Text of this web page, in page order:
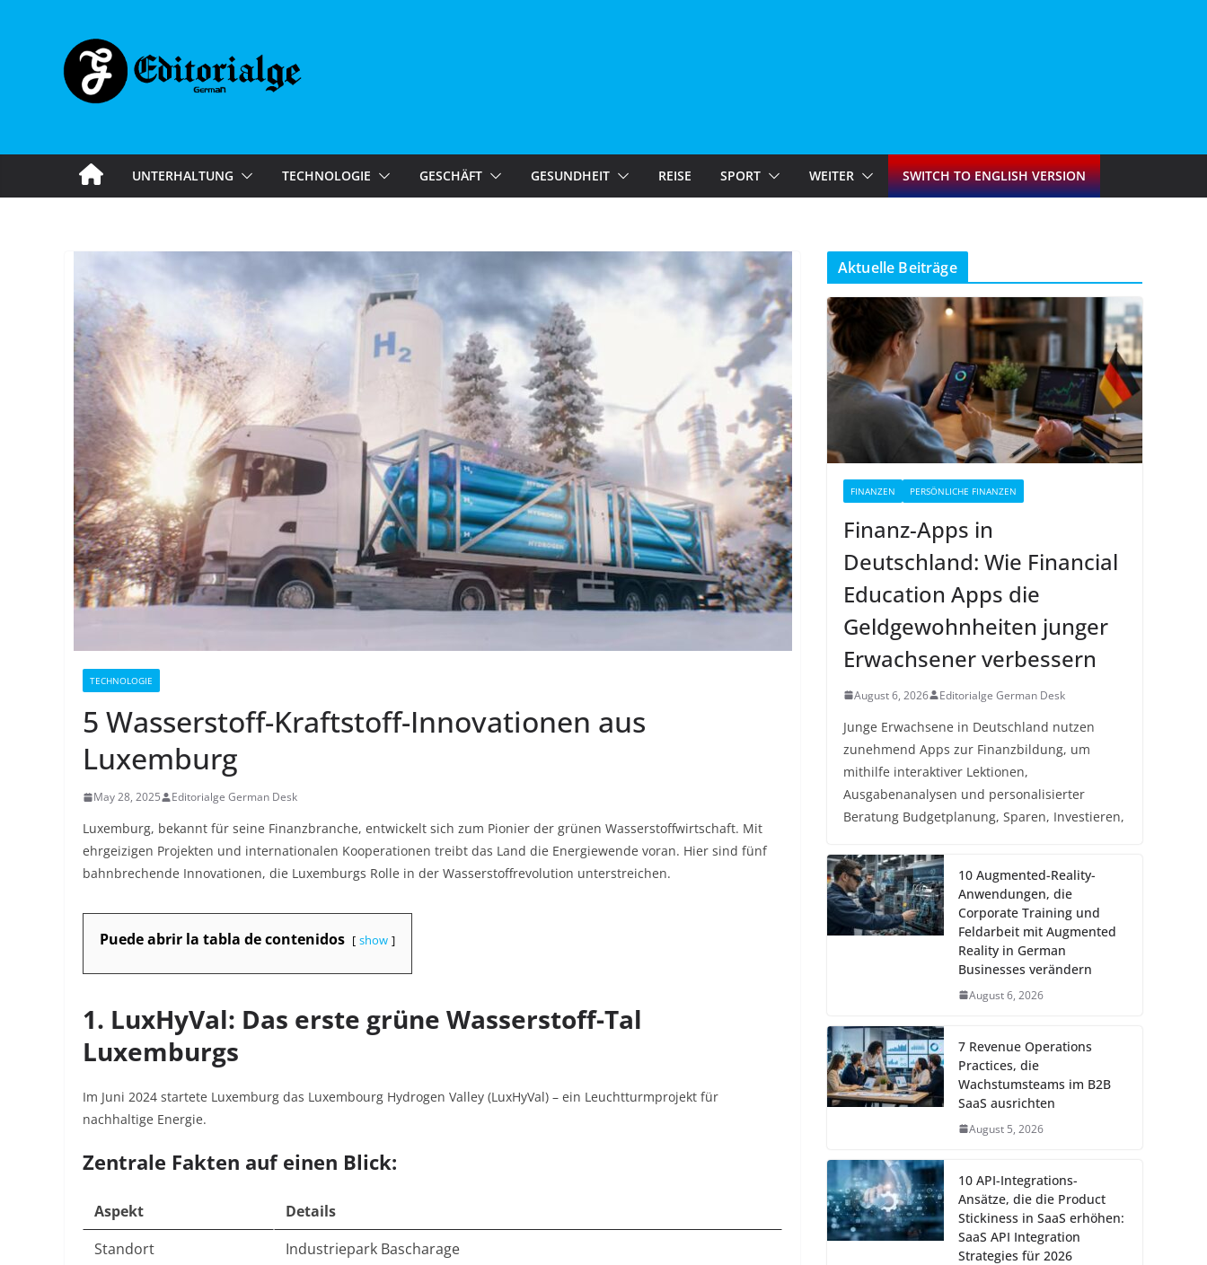
UNTERHALTUNG TECHNOLOGIE GESCHÄFT GESUNDHEIT REISE SPORT WEITER SWITCH TO ENGLISH VERSION
TECHNOLOGIE
5 Wasserstoff-Kraftstoff-Innovationen aus
Luxemburg
May 28, 2025 Editorialge German Desk
Luxemburg, bekannt für seine Finanzbranche, entwickelt sich zum Pionier der grünen Wasserstoffwirtschaft. Mit
ehrgeizigen Projekten und internationalen Kooperationen treibt das Land die Energiewende voran. Hier sind fünf
bahnbrechende Innovationen, die Luxemburgs Rolle in der Wasserstoffrevolution unterstreichen.
Puede abrir la tabla de contenidos show
1. LuxHyVal: Das erste grüne Wasserstoff-Tal
Luxemburgs
Im Juni 2024 startete Luxemburg das Luxembourg Hydrogen Valley (LuxHyVal) – ein Leuchtturmprojekt für
nachhaltige Energie.
Zentrale Fakten auf einen Blick:
Aspekt
Details
Standort
Industriepark Bascharage
Aktuelle Beiträge
FINANZEN PERSÖNLICHE FINANZEN
Finanz-Apps in
Deutschland: Wie Financial
Education Apps die
Geldgewohnheiten junger
Erwachsener verbessern
August 6, 2026 Editorialge German Desk
Junge Erwachsene in Deutschland nutzen
zunehmend Apps zur Finanzbildung, um
mithilfe interaktiver Lektionen,
Ausgabenanalysen und personalisierter
Beratung Budgetplanung, Sparen, Investieren,
10 Augmented-Reality-
Anwendungen, die
Corporate Training und
Feldarbeit mit Augmented
Reality in German
Businesses verändern
August 6, 2026
7 Revenue Operations
Practices, die
Wachstumsteams im B2B
SaaS ausrichten
August 5, 2026
10 API-Integrations-
Ansätze, die die Product
Stickiness in SaaS erhöhen:
SaaS API Integration
Strategies für 2026